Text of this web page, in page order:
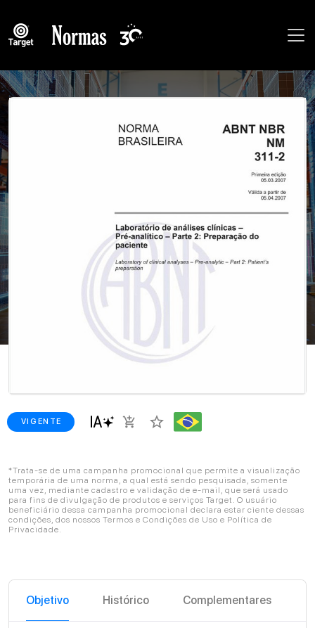
VIGENTE add_shopping_cart star_border
*Trata-se de uma campanha promocional que permite a visualização
temporária de uma norma, a qual está sendo pesquisada, somente
uma vez, mediante cadastro e validação de e-mail, que será usado
para fins de divulgação de produtos e serviços Target. O usuário
beneficiário dessa campanha promocional declara estar ciente dessas
condições, dos nossos Termos e Condições de Uso e Política de
Privacidade.
Objetivo Histórico Complementares